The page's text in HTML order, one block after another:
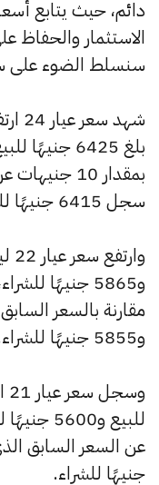
دائم، حيث يتابع
الاستثمار والحفاظ
سنسلط الضوء على
بمقدار 10
سجل 6415 جنيهًا للبيع و 6390 جنيهًا للشراء.
و5855 جنيهًا للشراء.
جنيهًا للشراء.